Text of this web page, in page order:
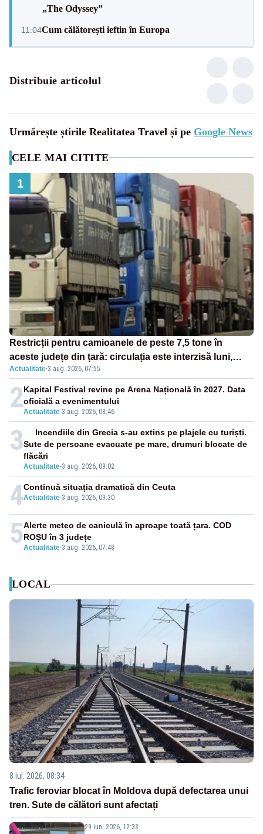
„The Odyssey”
11:04Cum călătorești ieftin în Europa
Distribuie articolul
Urmărește știrile Realitatea Travel și pe Google News
CELE MAI CITITE
1
Restricții pentru camioanele de peste 7,5 tone în
aceste județe din țară: circulația este interzisă luni,
între orele 12:00 și 20:00
Actualitate·3 aug. 2026, 07:55
2Actualitate-3 aug. 2026, 08:46
Kapital Festival revine pe Arena Națională în 2027. Data
oficială a evenimentului
3
Actualitate-3 aug. 2026, 09:02
Incendiile din Grecia s-au extins pe plajele cu turiști.
Sute de persoane evacuate pe mare, drumuri blocate de
flăcări
4Actualitate-3 aug. 2026, 09:30
Continuă situația dramatică din Ceuta
5Actualitate-3 aug. 2026, 07:48
Alerte meteo de caniculă în aproape toată țara. COD
ROȘU în 3 județe
LOCAL
8 iul. 2026, 08:34
Trafic feroviar blocat în Moldova după defectarea unui
tren. Sute de călători sunt afectați
29 iun. 2026, 12:33